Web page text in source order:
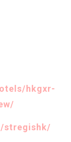
hkgxr-
stregishk/